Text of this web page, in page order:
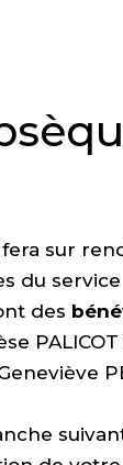
sur
du service
des